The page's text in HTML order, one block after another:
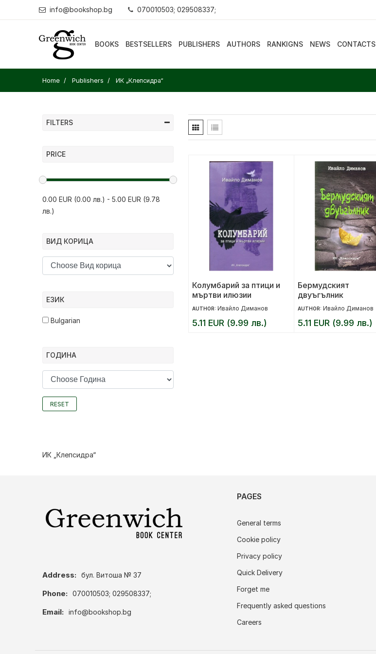
info@bookshop.bg 070010503; 029508337;
BOOKS BESTSELLERS PUBLISHERS AUTHORS RANKIGNS NEWS CONTACTS
Home Publishers ИК „Клепсидра“
FILTERS
PRICE
0.00 EUR (0.00 лв.) - 5.00 EUR (9.78
лв.)
ВИД КОРИЦА
ЕЗИК
Bulgarian
ГОДИНА
RESET
Колумбарий за птици и
мъртви илюзии
AUTHOR: Ивайло Диманов
5.11 EUR (9.99 лв.)
Бермудският
двуъгълник
AUTHOR: Ивайло Диманов
5.11 EUR (9.99 лв.)
ИК „Клепсидра“
Address: бул. Витоша № 37
Phone: 070010503; 029508337;
Email: info@bookshop.bg
PAGES
General terms
Cookie policy
Privacy policy
Quick Delivery
Forget me
Frequently asked questions
Careers